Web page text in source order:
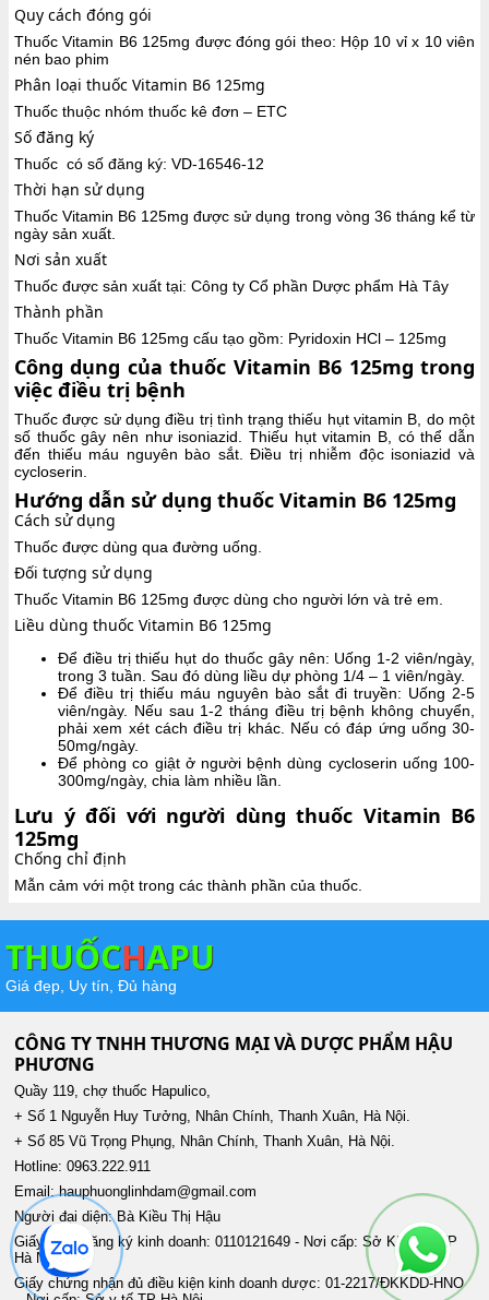
Quy cách đóng gói
Thuốc Vitamin B6 125mg được đóng gói theo: Hộp 10 vỉ x 10 viên
nén bao phim
Phân loại thuốc Vitamin B6 125mg
Thuốc thuộc nhóm thuốc kê đơn – ETC
Số đăng ký
Thuốc có số đăng ký: VD-16546-12
Thời hạn sử dụng
Thuốc Vitamin B6 125mg được sử dụng trong vòng 36 tháng kể từ
ngày sản xuất.
Nơi sản xuất
Thuốc được sản xuất tại: Công ty Cổ phần Dược phẩm Hà Tây
Thành phần
Thuốc Vitamin B6 125mg cấu tạo gồm: Pyridoxin HCl – 125mg
Công dụng của thuốc Vitamin B6 125mg trong
việc điều trị bệnh
Thuốc được sử dụng điều trị tình trạng thiếu hụt vitamin B, do một
số thuốc gây nên như isoniazid. Thiếu hụt vitamin B, có thể dẫn
đến thiếu máu nguyên bào sắt. Điều trị nhiễm độc isoniazid và
cycloserin.
Hướng dẫn sử dụng thuốc Vitamin B6 125mg
Cách sử dụng
Thuốc được dùng qua đường uống.
Đối tượng sử dụng
Thuốc Vitamin B6 125mg được dùng cho người lớn và trẻ em.
Liều dùng thuốc Vitamin B6 125mg
Để điều trị thiếu hụt do thuốc gây nên: Uống 1-2 viên/ngày,
trong 3 tuần. Sau đó dùng liều dự phòng 1/4 – 1 viên/ngày.
Để điều trị thiếu máu nguyên bào sắt đi truyền: Uống 2-5
viên/ngày. Nếu sau 1-2 tháng điều trị bệnh không chuyển,
phải xem xét cách điều trị khác. Nếu có đáp ứng uống 30-
50mg/ngày.
Để phòng co giật ở người bệnh dùng cycloserin uống 100-
300mg/ngày, chia làm nhiều lần.
Lưu ý đối với người dùng thuốc Vitamin B6
125mg
Chống chỉ định
Mẫn cảm với một trong các thành phần của thuốc.
THUỐCHAPU
Giá đẹp, Uy tín, Đủ hàng
CÔNG TY TNHH THƯƠNG MẠI VÀ DƯỢC PHẨM HẬU
PHƯƠNG
Quầy 119, chợ thuốc Hapulico,
+ Số 1 Nguyễn Huy Tưởng, Nhân Chính, Thanh Xuân, Hà Nội.
+ Số 85 Vũ Trọng Phụng, Nhân Chính, Thanh Xuân, Hà Nội.
Hotline: 0963.222.911
Email: hauphuonglinhdam@gmail.com
Người đại diện: Bà Kiều Thị Hậu
Giấy phép đăng ký kinh doanh: 0110121649 - Nơi cấp: Sở KH&ĐT TP
Hà Nội
Giấy chứng nhận đủ điều kiện kinh doanh dược: 01-2217/ĐKKDD-HNO